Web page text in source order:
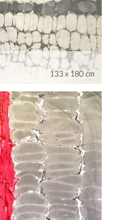
133 x 180 cm